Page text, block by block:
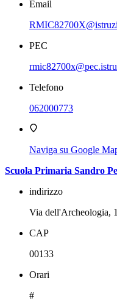
Email
PEC
Telefono
062000773
Naviga su Google
Scuola Primaria Sandro
indirizzo
Via dell'Archeologia,
CAP
00133
Orari
#